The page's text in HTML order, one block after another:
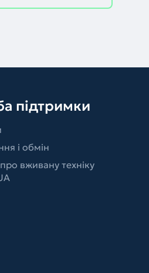
підтримки
і обмін
вживану техніку